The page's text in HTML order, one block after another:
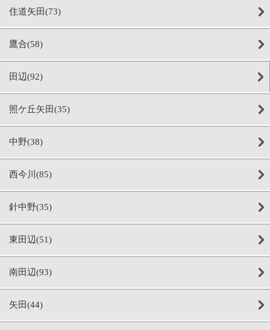
住道矢田(73)
鷹合(58)
田辺(92)
照ケ丘矢田(35)
中野(38)
西今川(85)
針中野(35)
東田辺(51)
南田辺(93)
矢田(44)